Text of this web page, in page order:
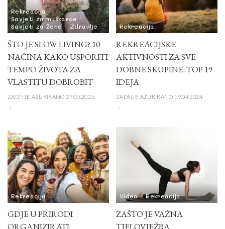
Rekreacija
Savjeti za muškarce
Savjeti za žene
Zdravlje
ŠTO JE SLOW LIVING? 10
NAČINA KAKO USPORITI
TEMPO ŽIVOTA ZA
VLASTITU DOBROBIT
ZADNJE AŽURIRANO 27.05.2025.
Rekreacija
REKREACIJSKE
AKTIVNOSTI ZA SVE
DOBNE SKUPINE: TOP 19
IDEJA
ZADNJE AŽURIRANO 19.04.2024.
Rekreacija
GDJE U PRIRODI
ORGANIZIRATI
Video Rekreacija
ZAŠTO JE VAŽNA
TJELOVJEŽBA